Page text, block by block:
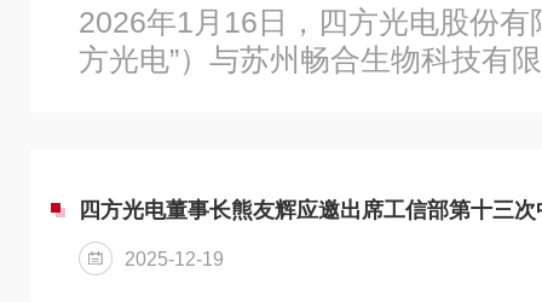
会企业就技术适配与合作潜力进
初步合作共识。海康无锡科技副总
2026年1月16日，四方光电股份有
方光电”）与苏州畅合生物科技有
合生物57.14%的股权。《生物安
生物安全治理从“被动应对”向“主
智能一体化的监测预警体系，我
四方光电董事长熊友辉应邀出席工信部第十三
2025-12-19